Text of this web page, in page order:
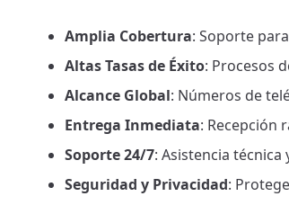
Amplia Cobertura: Soporte
Altas Tasas de Éxito: Procesos
Alcance Global: Números de
Entrega Inmediata: Recepción
Soporte 24/7: Asistencia
Seguridad y Privacidad: